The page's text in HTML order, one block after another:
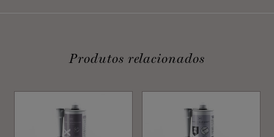
Produtos relacionados